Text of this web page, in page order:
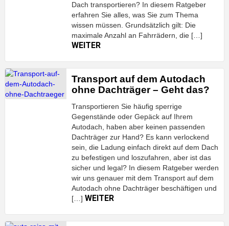
Dach transportieren? In diesem Ratgeber
erfahren Sie alles, was Sie zum Thema
wissen müssen. Grundsätzlich gilt: Die
maximale Anzahl an Fahrrädern, die […]
WEITER
Transport auf dem Autodach
ohne Dachträger – Geht das?
Transportieren Sie häufig sperrige
Gegenstände oder Gepäck auf Ihrem
Autodach, haben aber keinen passenden
Dachträger zur Hand? Es kann verlockend
sein, die Ladung einfach direkt auf dem Dach
zu befestigen und loszufahren, aber ist das
sicher und legal? In diesem Ratgeber werden
wir uns genauer mit dem Transport auf dem
Autodach ohne Dachträger beschäftigen und
[…] WEITER